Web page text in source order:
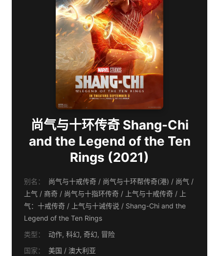
尚气与十环传奇 Shang-Chi
and the Legend of the Ten
Rings (2021)
别名：
尚气与十戒传奇 / 尚气与十环帮传奇(港) / 尚气 /
上气 / 商奇 / 尚气与十指环传奇 / 上气与十戒传奇 / 上
气：十戒传奇 / 上气与十诫传说 / Shang-Chi and the
Legend of the Ten Rings
类型：
动作, 科幻, 奇幻, 冒险
国家：
美国 / 澳大利亚